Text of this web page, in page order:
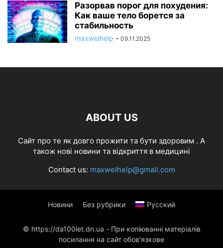
Разорвав порог для похудения:
Как ваше тело борется за
стабильность
maxwelhelp - 09.11.2025
ABOUT US
Cайт про те як довго прожити та бути здоровим . А
також нові новини та відкриття в медицині
Contact us: maxwelhelp@gmail.com
Новини Без рубрики Русский
© https://da100let.dn.ua - При копіюванні матеріалів
посилання на сайт обов'язкове